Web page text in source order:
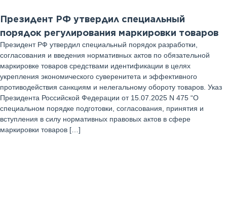
Президент РФ утвердил специальный
порядок регулирования маркировки товаров
Президент РФ утвердил специальный порядок разработки,
согласования и введения нормативных актов по обязательной
маркировке товаров средствами идентификации в целях
укрепления экономического суверенитета и эффективного
противодействия санкциям и нелегальному обороту товаров. Указ
Президента Российской Федерации от 15.07.2025 N 475 “О
специальном порядке подготовки, согласования, принятия и
вступления в силу нормативных правовых актов в сфере
маркировки товаров […]